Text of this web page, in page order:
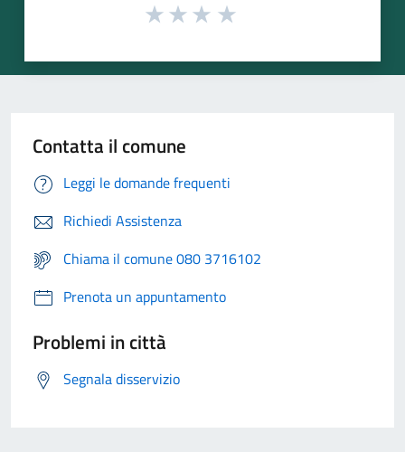
Contatta il comune
Leggi le domande frequenti
Richiedi Assistenza
Chiama il comune 080 3716102
Prenota un appuntamento
Problemi in città
Segnala disservizio